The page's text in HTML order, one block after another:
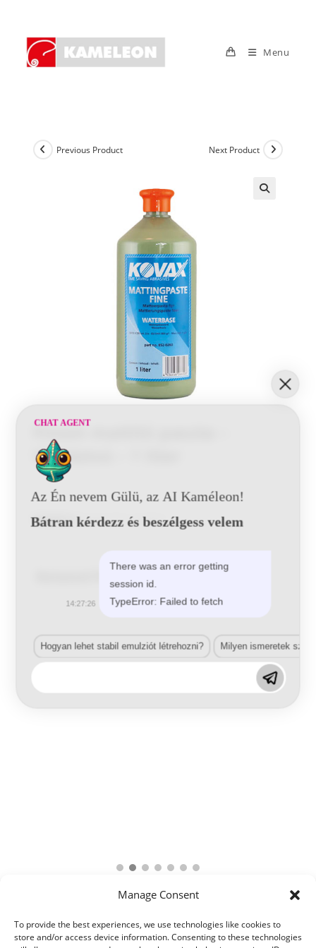
Manage Consent
To provide the best experiences, we use technologies like cookies to
store and/or access device information. Consenting to these technologies
content
Menu
Previous Product Next Product
Finom mattító paszta –
Vízbázisú – 1 liter
Kategória:Kiegészítő termékek
Related Products
CHAT AGENT
Az Én nevem Gülü, az AI Kaméleon!
Bátran kérdezz és beszélgess velem
There was an error getting
session id.
TypeError: Failed to fetch
14:27:26
Hogyan lehet stabil emulziót létrehozni? Milyen ismeretek